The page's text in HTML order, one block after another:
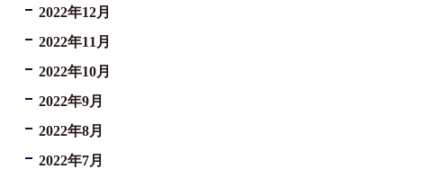
2022年12月
2022年11月
2022年10月
2022年9月
2022年8月
2022年7月